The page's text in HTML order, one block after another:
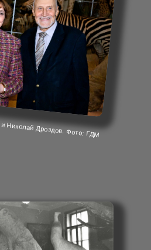
Николай Дроздов. Фото: ГДМ